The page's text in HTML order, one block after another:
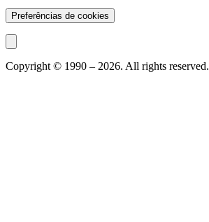
Preferências de cookies
Copyright © 1990 – 2026. All rights reserved.